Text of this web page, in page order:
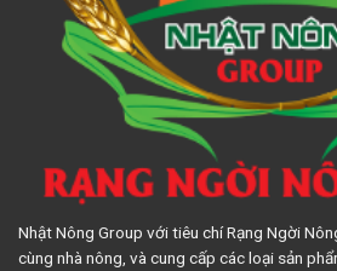
Nhật Nông Group với tiêu chí Rạng Ngời
cùng nhà nông, và cung cấp các loại sản